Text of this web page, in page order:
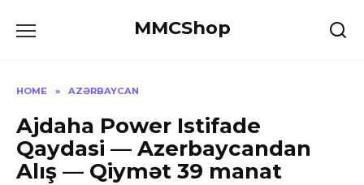
MMCShop
HOME » AZƏRBAYCAN
Ajdaha Power Istifade
Qaydasi — Azerbaycandan
Alış — Qiymət 39 manat